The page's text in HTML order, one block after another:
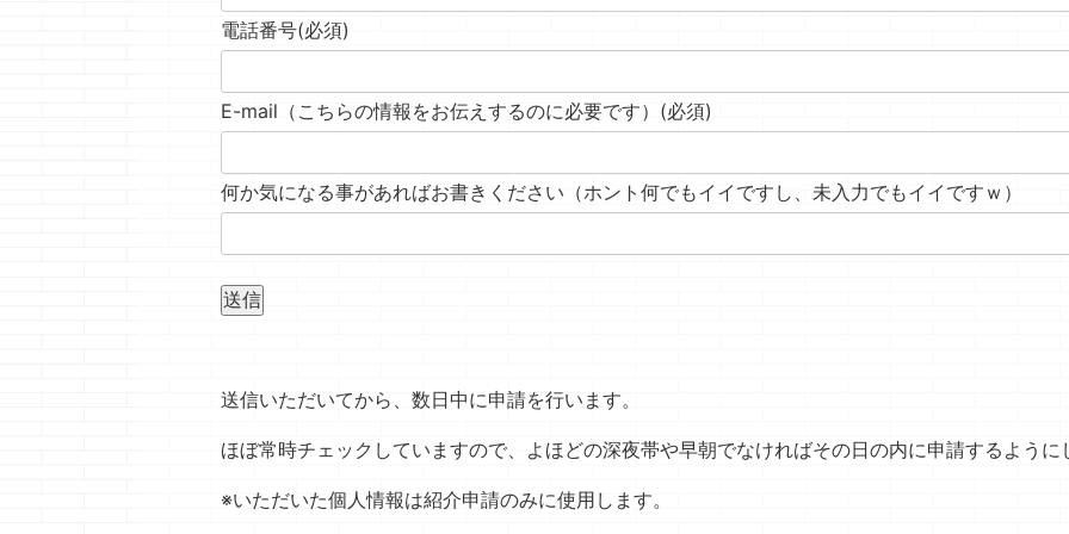
電話番号(必須)
E-mail（こちらの情報をお伝えするのに必要です） (必須)
何か気になる事があればお書きください（ホント何でもイイですし、未入力でもイイですｗ）
送信
送信いただいてから、数日中に申請を行います。
ほぼ常時チェックしていますので、よほどの深夜帯や早朝でなければその日の内に申請するように
※いただいた個人情報は紹介申請のみに使用します。